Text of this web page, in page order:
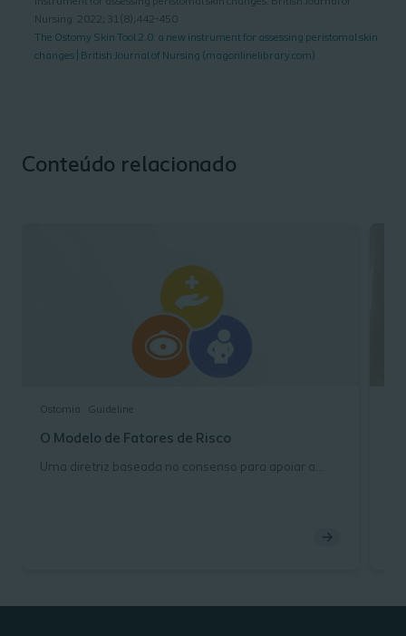
Nursing. 2022; 31(8);442-450
The Ostomy Skin Tool 2.0: a new instrument for assessing peristomal skin
changes | British Journal of Nursing (magonlinelibrary.com)
Conteúdo relacionado
Ostomia Guideline
O Modelo de Fatores de Risco
Uma diretriz baseada no consenso para apoiar a